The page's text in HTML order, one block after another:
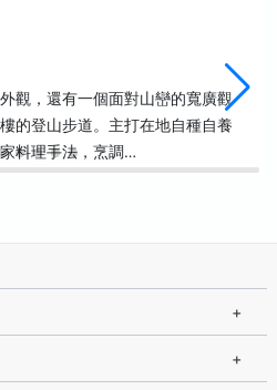
觀，還有一個面對山巒的寬廣觀
的登山步道。主打在地自種自養
料理手法，烹調…